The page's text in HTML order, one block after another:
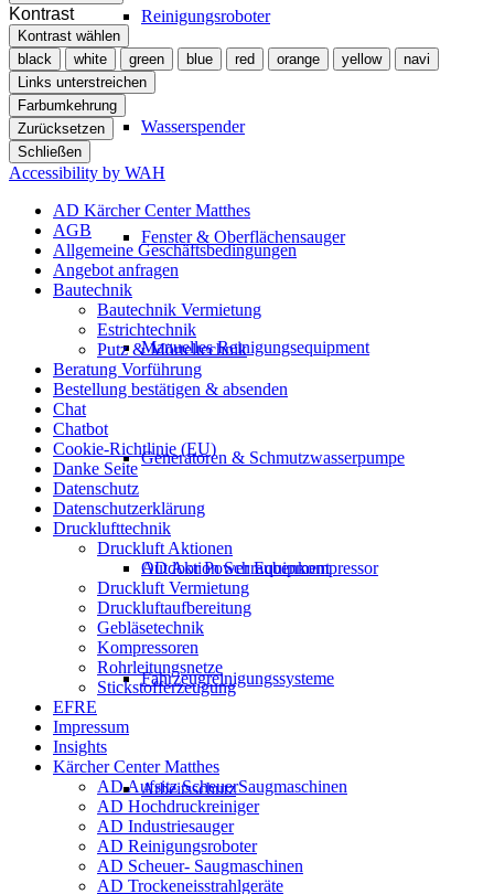
Reinigungsroboter
Wasserspender
Fenster & Oberflächensauger
Manuelles Reinigungsequipment
Generatoren & Schmutzwasserpumpe
Outdoor Power Equipment
Fahrzeugreinigungssysteme
Arbeitsschutz
Kontrast
Kontrast wählen
black
white green blue red orange yellow
navi
Links unterstreichen
Farbumkehrung
Zurücksetzen
Schließen
Accessibility by WAH
AD Kärcher Center Matthes
AGB
Allgemeine Geschäftsbedingungen
Angebot anfragen
Bautechnik
Bautechnik Vermietung
Estrichtechnik
Putz & Mörteltechnik
Beratung Vorführung
Bestellung bestätigen & absenden
Chat
Chatbot
Cookie-Richtlinie (EU)
Danke Seite
Datenschutz
Datenschutzerklärung
Drucklufttechnik
Druckluft Aktionen
AD Aktion Schraubenkompressor
Druckluft Vermietung
Druckluftaufbereitung
Gebläsetechnik
Kompressoren
Rohrleitungsnetze
Stickstofferzeugung
EFRE
Impressum
Insights
Kärcher Center Matthes
AD Aufsitz ScheuerSaugmaschinen
AD Hochdruckreiniger
AD Industriesauger
AD Reinigungsroboter
AD Scheuer- Saugmaschinen
AD Trockeneisstrahlgeräte